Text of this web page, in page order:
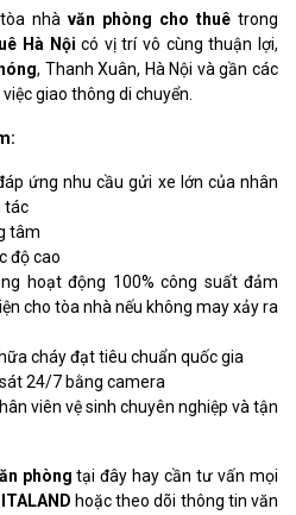
nhà văn phòng cho thuê trong
Hà Nội có vị trí vô cùng thuận lợi,
, Thanh Xuân, Hà Nội và gần các
giao thông di chuyển.
ứng nhu cầu gửi xe lớn của nhân
tác
tâm
độ cao
hoạt động 100% công suất đảm
cho tòa nhà nếu không may xảy ra
cháy đạt tiêu chuẩn quốc gia
24/7 bằng camera
viên vệ sinh chuyên nghiệp và tận
phòngtại đây hay cần tư vấn mọi
ITALAND hoặc theo dõi thông tin văn